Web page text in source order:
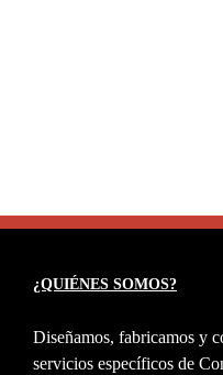
¿QUIÉNES SOMOS?
Diseñamos, fabricamos y
servicios específicos de